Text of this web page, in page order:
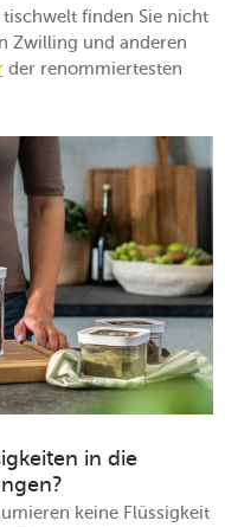
finden Sie nicht
Zwilling und anderen
der renommiertesten
in die
keine Flüssigkeit